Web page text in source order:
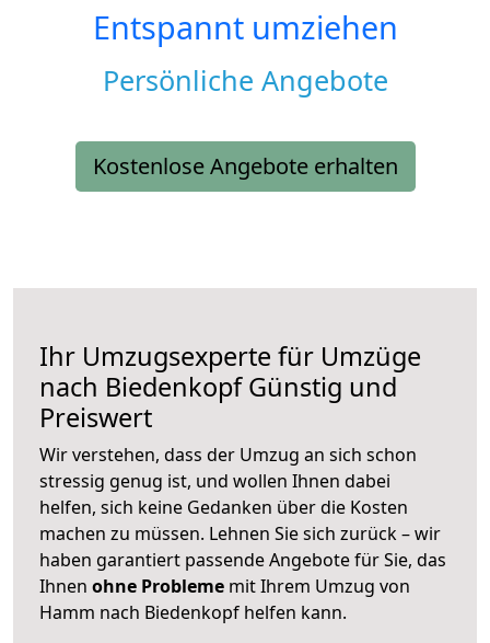
Entspannt umziehen
Persönliche Angebote
Kostenlose Angebote erhalten
Ihr Umzugsexperte für Umzüge
nach BiedenkopfGünstig und
Preiswert
Wir verstehen, dass der Umzug an sich schon
stressig genug ist, und wollen Ihnen dabei
helfen, sich keine Gedanken über die Kosten
machen zu müssen. Lehnen Sie sich zurück – wir
haben garantiert passende Angebote für Sie, das
Ihnen ohne Probleme mit Ihrem Umzug von
Hamm nach Biedenkopf helfen kann.